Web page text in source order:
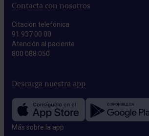
Contacta con nosotros
Citación telefónica
91 937 00 00
Atención al paciente
800 088 050
Descarga nuestra app
Más sobre la app​